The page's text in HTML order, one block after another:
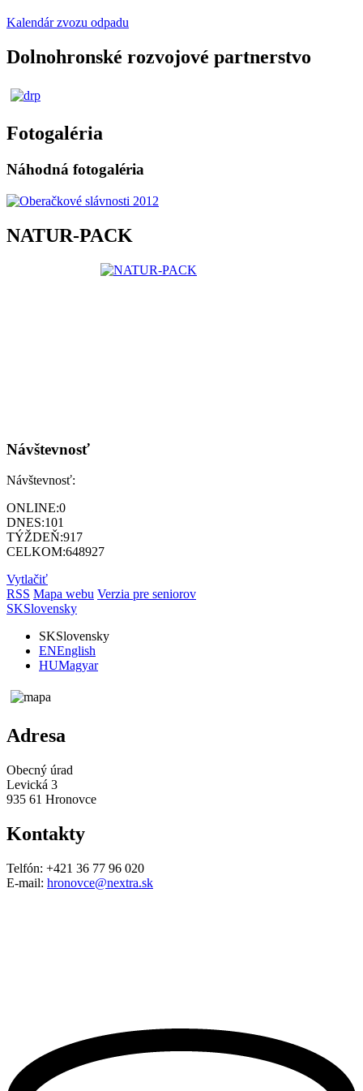
Kalendár zvozu odpadu
Dolnohronské rozvojové partnerstvo
Fotogaléria
Náhodná fotogaléria
NATUR-PACK
Návštevnosť
Návštevnosť:
ONLINE:0
DNES:101
TÝŽDEŇ:917
CELKOM:648927
Vytlačiť
RSS Mapa webu Verzia pre seniorov
SKSlovensky
SKSlovensky
ENEnglish
HUMagyar
Adresa
Obecný úrad
Levická 3
935 61 Hronovce
Kontakty
Telfón: +421 36 77 96 020
E-mail: hronovce@nextra.sk